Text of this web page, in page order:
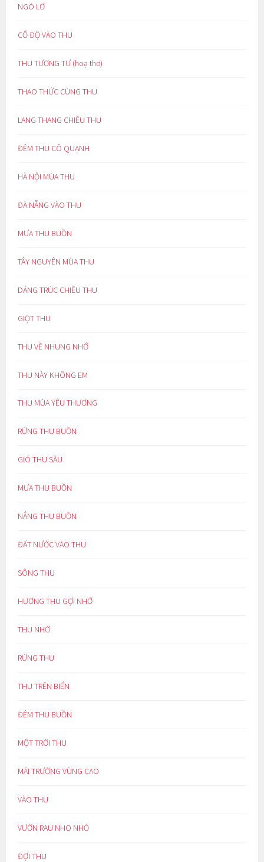
NGÓ LƠ
CỔ ĐỘ VÀO THU
THU TƯƠNG TƯ (hoạ thơ)
THAO THỨC CÙNG THU
LANG THANG CHIỀU THU
ĐÊM THU CÔ QUẠNH
HÀ NỘI MÙA THU
ĐÀ NẴNG VÀO THU
MƯA THU BUỒN
TÂY NGUYÊN MÙA THU
DÁNG TRÚC CHIỀU THU
GIỌT THU
THU VỀ NHUNG NHỚ
THU NÀY KHÔNG EM
THU MÙA YÊU THƯƠNG
RỪNG THU BUỒN
GIÓ THU SẦU
MƯA THU BUỒN
NẮNG THU BUỒN
ĐẤT NƯỚC VÀO THU
SÔNG THU
HƯƠNG THU GỢI NHỚ
THU NHỚ
RỪNG THU
THU TRÊN BIỂN
ĐÊM THU BUỒN
MỘT TRỜI THU
MÁI TRƯỜNG VÙNG CAO
VÀO THU
VƯỜN RAU NHO NHỎ
ĐỢI THU